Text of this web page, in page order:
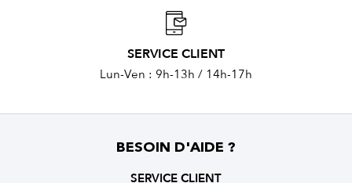
SERVICE CLIENT
Lun-Ven : 9h-13h / 14h-17h
BESOIN D'AIDE ?
SERVICE CLIENT